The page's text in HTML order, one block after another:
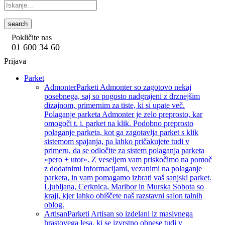
search
Pokličite nas
01 600 34 60
Prijava
Parket
AdmonterParketi Admonter so zagotovo nekaj
posebnega, saj so pogosto nadgrajeni z drznejšim
dizajnom, primernim za tiste, ki si upate več.
Polaganje parketa Admonter je zelo preprosto, kar
omogoči t. i. parket na klik. Podobno preprosto
polaganje parketa, kot ga zagotavlja parket s klik
sistemom spajanja, pa lahko pričakujete tudi v
primeru, da se odločite za sistem polaganja parketa
»pero + utor«. Z veseljem vam priskočimo na pomoč
z dodatnimi informacijami, vezanimi na polaganje
parketa, in vam pomagamo izbrati vaš sanjski parket.
Ljubljana, Cerknica, Maribor in Murska Sobota so
kraji, kjer lahko obiščete naš razstavni salon talnih
oblog.
ArtisanParketi Artisan so izdelani iz masivnega
hrastovega lesa, ki se izvrstno obnese tudi v